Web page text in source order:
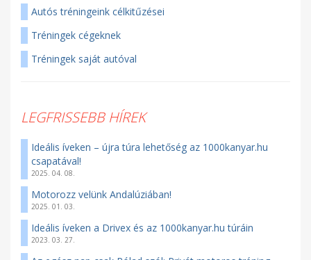
Autós tréningeink célkitűzései
Tréningek cégeknek
Tréningek saját autóval
LEGFRISSEBB HÍREK
Ideális íveken – újra túra lehetőség az 1000kanyar.hu
csapatával!
2025. 04. 08.
Motorozz velünk Andalúziában!
2025. 01. 03.
Ideális íveken a Drivex és az 1000kanyar.hu túráin
2023. 03. 27.